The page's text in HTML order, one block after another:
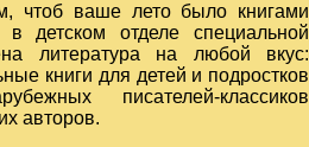
чтоб ваше лето было книгами
в детском отделе специальной
литература на любой вкус:
книги для детей и подростков
писателей-классиков
авторов.